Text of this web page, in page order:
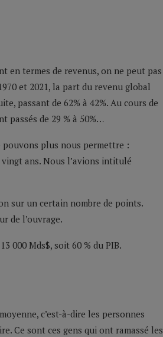
en termes de revenus, on ne peut pas
et 2021, la part du revenu global
passant de 62% à 42%. Au cours de
passés de 29 % à 50%…
pouvons plus nous permettre :
ans. Nous l’avions intitulé
sur un certain nombre de points.
de l’ouvrage.
000 Mds$, soit 60 % du PIB.
c’est-à-dire les personnes
Ce sont ces gens qui ont ramassé les